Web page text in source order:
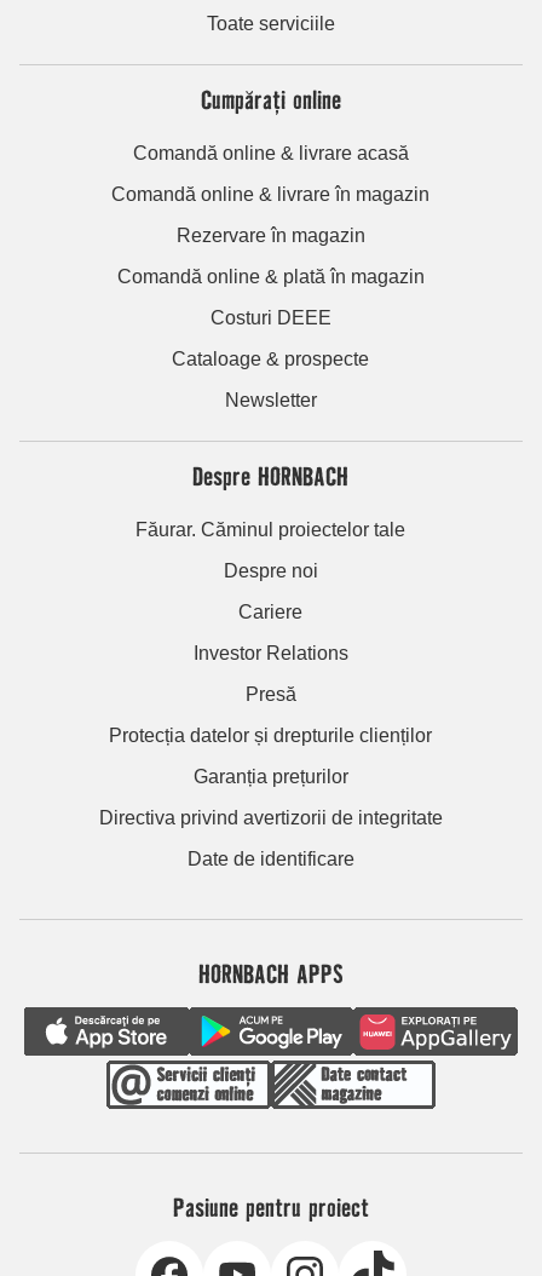
Toate serviciile
Cumpărați online
Comandă online & livrare acasă
Comandă online & livrare în magazin
Rezervare în magazin
Comandă online & plată în magazin
Costuri DEEE
Cataloage & prospecte
Newsletter
Despre HORNBACH
Făurar. Căminul proiectelor tale
Despre noi
Cariere
Investor Relations
Presă
Protecția datelor și drepturile clienților
Garanția prețurilor
Directiva privind avertizorii de integritate
Date de identificare
HORNBACH APPS
Pasiune pentru proiect